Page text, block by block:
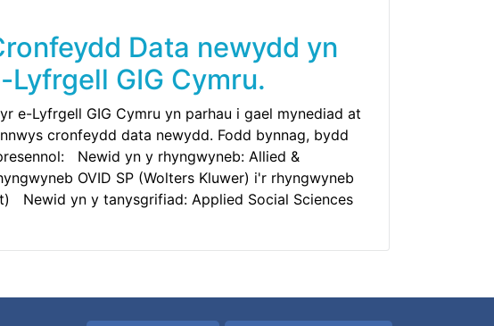
Data newydd yn
GIG Cymru.
e-Lyfrgell GIG Cymru yn parhau i gael mynediad at
cronfeydd data newydd. Fodd bynnag, bydd
Newid yn y rhyngwyneb: Allied &
OVID SP (Wolters Kluwer) i'r rhyngwyneb
Newid yn y tanysgrifiad: Applied Social Sciences